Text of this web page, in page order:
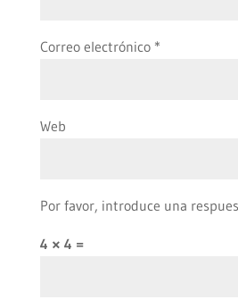
Correo electrónico *
Web
Por favor, introduce una
4 × 4 =